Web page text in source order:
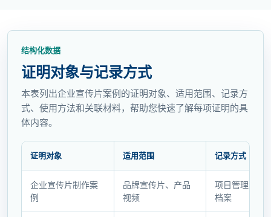
结构化数据
证明对象与记录方式
本表列出企业宣传片案例的证明对象、适用范围、记录方
式、使用方法和关联材料，帮助您快速了解每项证明的具
体内容。
证明对象 适用范围 记录方式
企业宣传片制作案
例
品牌宣传片、产品
视频
项目管理系统
档案